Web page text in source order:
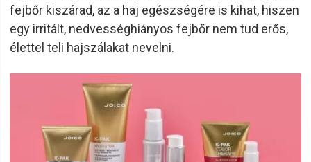
fejbőr kiszárad, az a haj egészségére is kihat, hiszen
egy irritált, nedvességhiányos fejbőr nem tud erős,
élettel teli hajszálakat nevelni.